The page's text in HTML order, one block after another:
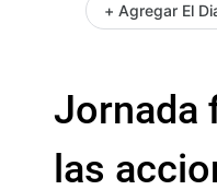
+ Agregar El
Jornada
las